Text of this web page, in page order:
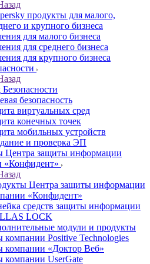
продукты для малого,
и крупного бизнеса
для малого бизнеса
для среднего бизнеса
для крупного бизнеса
безопасность
виртуальных сред
конечных точек
мобильных устройств
и проверка ЭП
Центра защиты информации
«Конфидент»
Центра защиты информации
«Конфидент»
средств защиты информации
LOCK
модули и продукты
компании Positive Technologies
компании «Доктор Веб»
компании UserGate